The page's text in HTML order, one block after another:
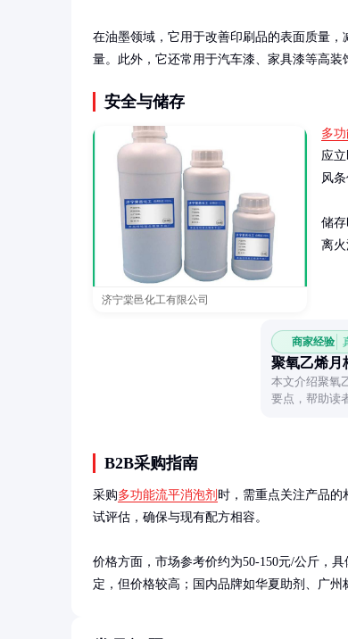
在油墨领域，它用于改善印刷品的表面质量
量。此外，它还常用于汽车漆、家具漆等高装
安全与储存
济宁棠邑化工有限公司
多
应
风条
储
离
商家经验
聚氧乙烯月
本文介绍聚氧
要点，帮助读
B2B采购指南
采购多功能流平消泡剂 时，需重点关注产品
试评估，确保与现有配方相容。
价格方面，市场参考价约为50-150元/公斤，
定，但价格较高；国内品牌如华夏助剂、广州